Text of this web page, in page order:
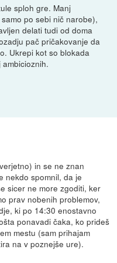
sploh gre. Manj
po sebi nič narobe),
delati tudi od doma
pač pričakovanje da
Ukrepi kot so blokada
in se ne znan
nekdo spomnil, da je
sicer ne more zgoditi, ker
prav nobenih problemov,
ki po 14:30 enostavno
ponavadi čaka, ko prideš
mestu (sam prihajam
na v poznejše ure).